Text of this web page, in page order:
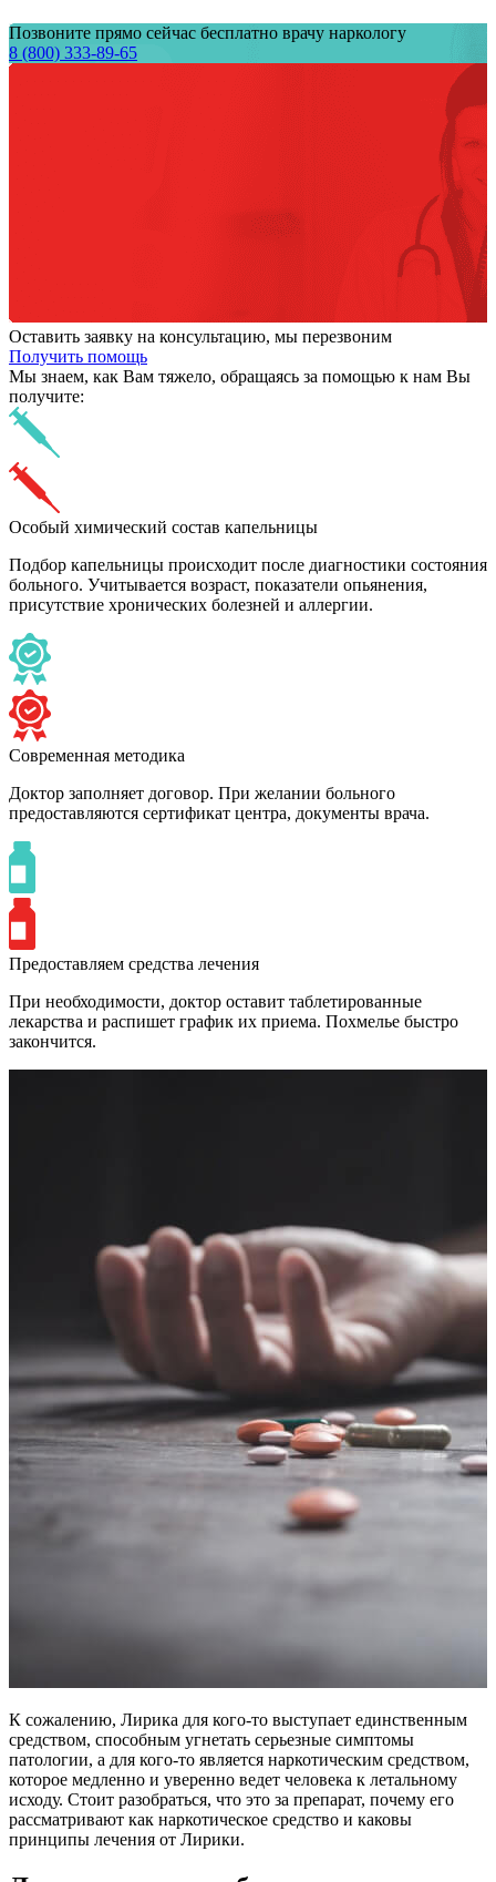
Позвоните прямо сейчас бесплатно врачу наркологу
8 (800) 333-89-65
Оставить заявку на консультацию, мы перезвоним
Получить помощь
Мы знаем, как Вам тяжело, обращаясь за помощью к нам Вы
получите:
Особый химический состав капельницы
Подбор капельницы происходит после диагностики состояния
больного. Учитывается возраст, показатели опьянения,
присутствие хронических болезней и аллергии.
Современная методика
Доктор заполняет договор. При желании больного
предоставляются сертификат центра, документы врача.
Предоставляем средства лечения
При необходимости, доктор оставит таблетированные
лекарства и распишет график их приема. Похмелье быстро
закончится.
К сожалению, Лирика для кого-то выступает единственным
средством, способным угнетать серьезные симптомы
патологии, а для кого-то является наркотическим средством,
которое медленно и уверенно ведет человека к летальному
исходу. Стоит разобраться, что это за препарат, почему его
рассматривают как наркотическое средство и каковы
принципы лечения от Лирики.